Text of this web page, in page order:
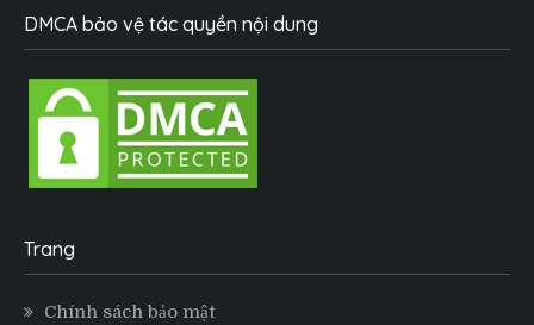
DMCA bảo vệ tác quyền nội dung
Trang
Chính sách bảo mật